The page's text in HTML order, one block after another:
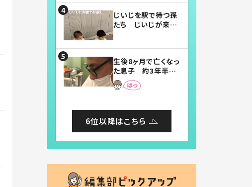
じいじを駅で待つ孫
たち じいじが来た
まらない」「幸せにな
れる」
生後8ヶ月で亡くなっ
た息子 約3年半
後、当時の妻の日記
に書いてあった本音
6位以降はこちら